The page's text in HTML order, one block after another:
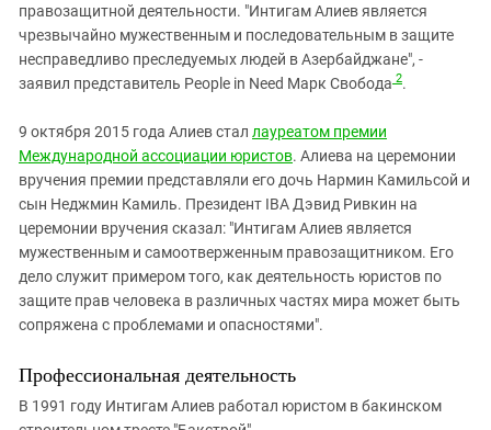
правозащитной деятельности. "Интигам Алиев является
чрезвычайно мужественным и последовательным в защите
несправедливо преследуемых людей в Азербайджане", -
заявил представитель People in Need Марк Свобода 2.
9 октября 2015 года Алиев стал лауреатом премии
Международной ассоциации юристов. Алиева на церемонии
вручения премии представляли его дочь Нармин Камильсой и
сын Неджмин Камиль. Президент IBA Дэвид Ривкин на
церемонии вручения сказал: "Интигам Алиев является
мужественным и самоотверженным правозащитником. Его
дело служит примером того, как деятельность юристов по
защите прав человека в различных частях мира может быть
сопряжена с проблемами и опасностями".
Профессиональная деятельность
В 1991 году Интигам Алиев работал юристом в бакинском